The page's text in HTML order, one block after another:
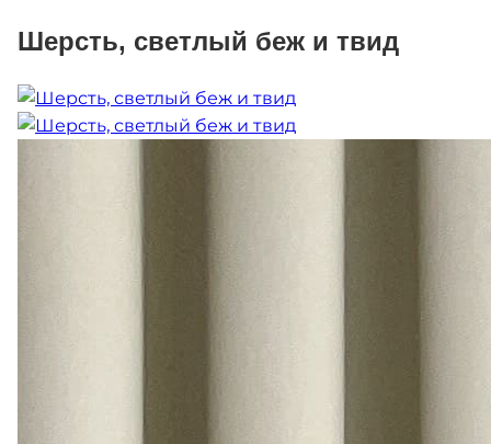
Шерсть, светлый беж и твид